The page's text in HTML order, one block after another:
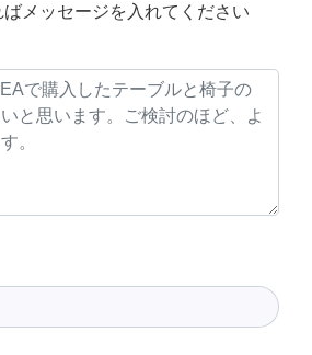
メッセージを入れてください